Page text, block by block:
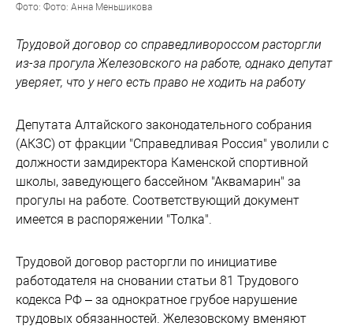
Фото: Фото: Анна Меньшикова
Трудовой договор со справедливороссом расторгли
из-за прогула Железовского на работе, однако депутат
уверяет, что у него есть право не ходить на работу
Депутата Алтайского законодательного собрания
(АКЗС) от фракции "Справедливая Россия" уволили с
должности замдиректора Каменской спортивной
школы, заведующего бассейном "Аквамарин" за
прогулы на работе. Соответствующий документ
имеется в распоряжении "Толка".
Трудовой договор расторгли по инициативе
работодателя на сновании статьи 81 Трудового
кодекса РФ – за однократное грубое нарушение
трудовых обязанностей. Железовскому вменяют